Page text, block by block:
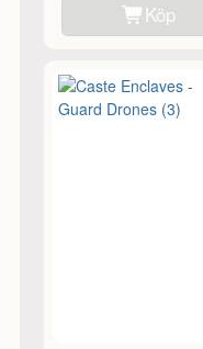
Köp